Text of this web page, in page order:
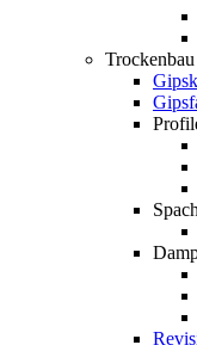
Trockenbau